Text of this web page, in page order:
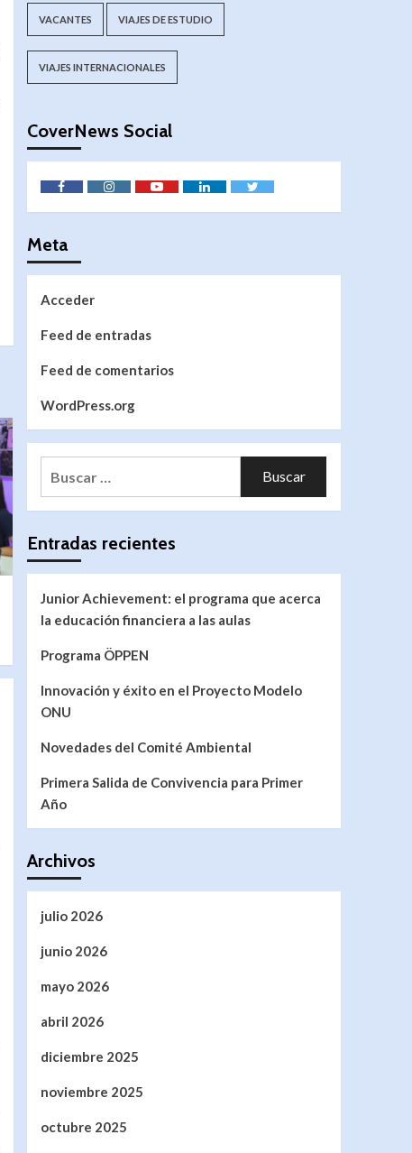
VACANTES VIAJES DE ESTUDIO
VIAJES INTERNACIONALES
CoverNews Social
Meta
Acceder
Feed de entradas
Feed de comentarios
WordPress.org
Entradas recientes
Junior Achievement: el programa que acerca
la educación financiera a las aulas
Programa ÖPPEN
Innovación y éxito en el Proyecto Modelo
ONU
Novedades del Comité Ambiental
Primera Salida de Convivencia para Primer
Año
Archivos
julio 2026
junio 2026
mayo 2026
abril 2026
diciembre 2025
noviembre 2025
octubre 2025